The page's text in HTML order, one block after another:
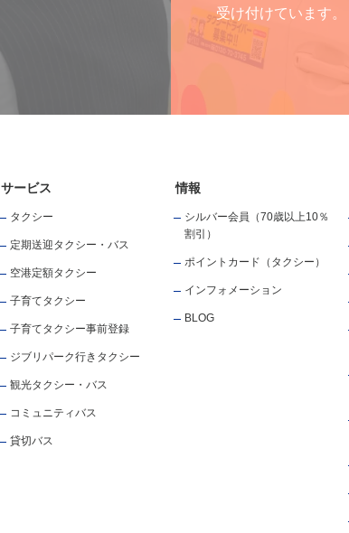
受け付けています。
サービス
タクシー
定期送迎タクシー・バス
空港定額タクシー
子育てタクシー
子育てタクシー事前登録
ジブリパーク行きタクシー
観光タクシー・バス
コミュニティバス
貸切バス
情報
シルバー会員（70歳以上10％
割引）
ポイントカード（タクシー）
インフォメーション
BLOG